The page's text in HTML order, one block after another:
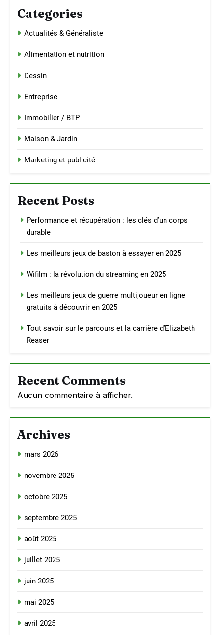
Categories
Actualités & Généraliste
Alimentation et nutrition
Dessin
Entreprise
Immobilier / BTP
Maison & Jardin
Marketing et publicité
Recent Posts
Performance et récupération : les clés d’un corps
durable
Les meilleurs jeux de baston à essayer en 2025
Wifilm : la révolution du streaming en 2025
Les meilleurs jeux de guerre multijoueur en ligne
gratuits à découvrir en 2025
Tout savoir sur le parcours et la carrière d’Elizabeth
Reaser
Recent Comments
Aucun commentaire à afficher.
Archives
mars 2026
novembre 2025
octobre 2025
septembre 2025
août 2025
juillet 2025
juin 2025
mai 2025
avril 2025